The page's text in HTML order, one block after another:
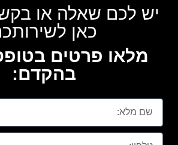
יש לכם שאלה או
כאן
מלאו פרטים
בהקדם: